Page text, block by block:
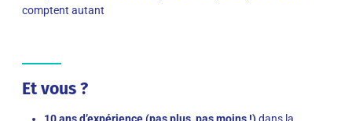
comptent autant
Et vous ?
10 ans d’expérience (pas plus, pas moins !)dans la